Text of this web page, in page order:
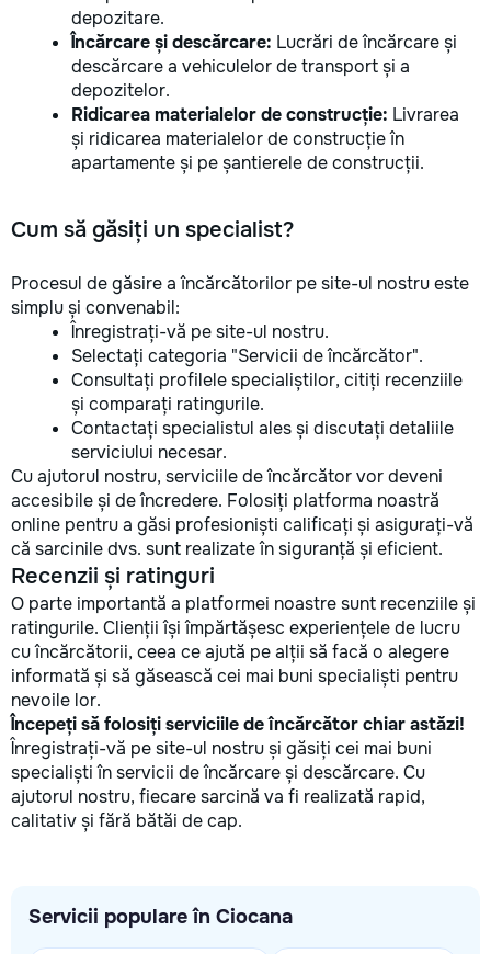
depozitare.
Încărcare și descărcare: Lucrări de încărcare și
descărcare a vehiculelor de transport și a
depozitelor.
Ridicarea materialelor de construcție: Livrarea
și ridicarea materialelor de construcție în
apartamente și pe șantierele de construcții.
Cum să găsiți un specialist?
Procesul de găsire a încărcătorilor pe site-ul nostru este
simplu și convenabil:
Înregistrați-vă pe site-ul nostru.
Selectați categoria "Servicii de încărcător".
Consultați profilele specialiștilor, citiți recenziile
și comparați ratingurile.
Contactați specialistul ales și discutați detaliile
serviciului necesar.
Cu ajutorul nostru, serviciile de încărcător vor deveni
accesibile și de încredere. Folosiți platforma noastră
online pentru a găsi profesioniști calificați și asigurați-vă
că sarcinile dvs. sunt realizate în siguranță și eficient.
Recenzii și ratinguri
O parte importantă a platformei noastre sunt recenziile și
ratingurile. Clienții își împărtășesc experiențele de lucru
cu încărcătorii, ceea ce ajută pe alții să facă o alegere
informată și să găsească cei mai buni specialiști pentru
nevoile lor.
Începeți să folosiți serviciile de încărcător chiar astăzi!
Înregistrați-vă pe site-ul nostru și găsiți cei mai buni
specialiști în servicii de încărcare și descărcare. Cu
ajutorul nostru, fiecare sarcină va fi realizată rapid,
calitativ și fără bătăi de cap.
Servicii populare în Ciocana